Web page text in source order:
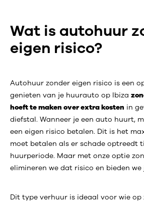
Wat is autohuur
eigen risico?
Autohuur zonder eigen risico is een
genieten van je huurauto op Ibiza
hoeft te maken over extra kosten in
diefstal. Wanneer je een auto huurt,
een eigen risico betalen. Dit is het
moet betalen als er schade optreedt
huurperiode. Maar met onze optie
elimineren we dat risico en bieden
Dit type verhuur is ideaal voor wie op